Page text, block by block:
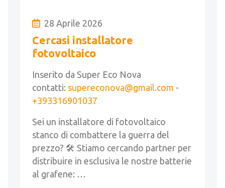
28 Aprile 2026
Cercasi installatore
fotovoltaico
Inserito da Super Eco Nova
contatti: supereconova@gmail.com -
+393316901037
Sei un installatore di fotovoltaico
stanco di combattere la guerra del
prezzo? 🛠️ Stiamo cercando partner per
distribuire in esclusiva le nostre batterie
al grafene: …